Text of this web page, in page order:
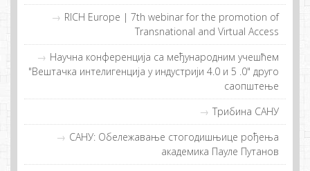
RICH Europe | 7th webinar for the promotion of
Transnational and Virtual Access
Научна конференција са међународним учешћем
"Вештачка интелигенција у индустрији 4.0 и 5 .0" друго
саопштење
Трибина САНУ
САНУ: Обележавање стогодишњице рођења
академика Пауле Путанов